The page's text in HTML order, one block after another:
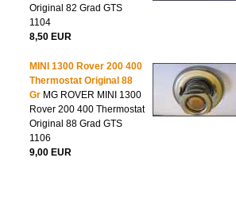
Original 82 Grad GTS
1104
8,50 EUR
MINI 1300 Rover 200 400
Thermostat Original 88
Gr MG ROVER MINI 1300
Rover 200 400 Thermostat
Original 88 Grad GTS
1106
9,00 EUR